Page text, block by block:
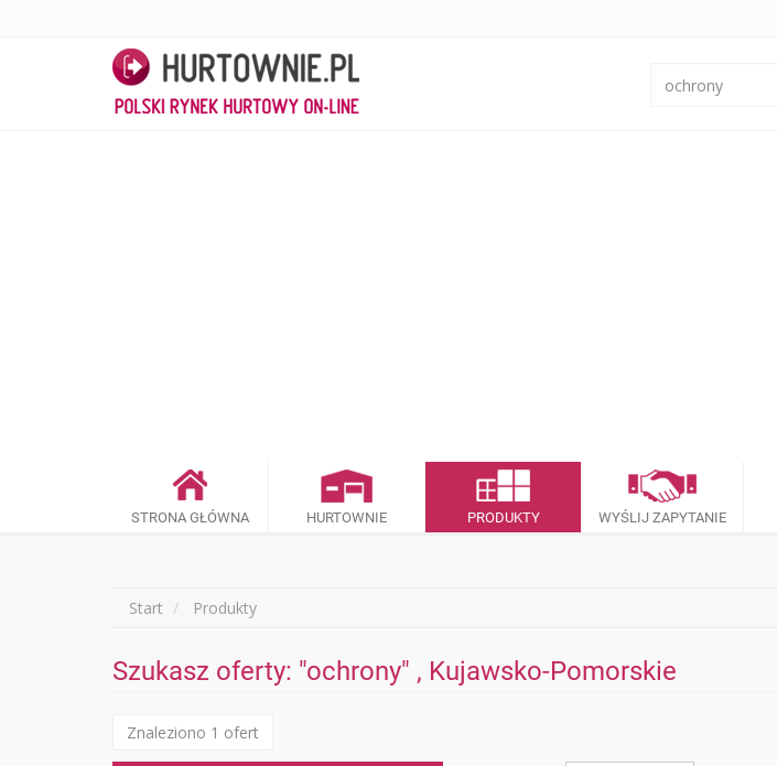
STRONA GŁÓWNA HURTOWNIE PRODUKTY WYŚLIJ ZAPYTANIE
Start Produkty
Szukasz oferty: "ochrony" , Kujawsko-Pomorskie
Znaleziono 1 ofert